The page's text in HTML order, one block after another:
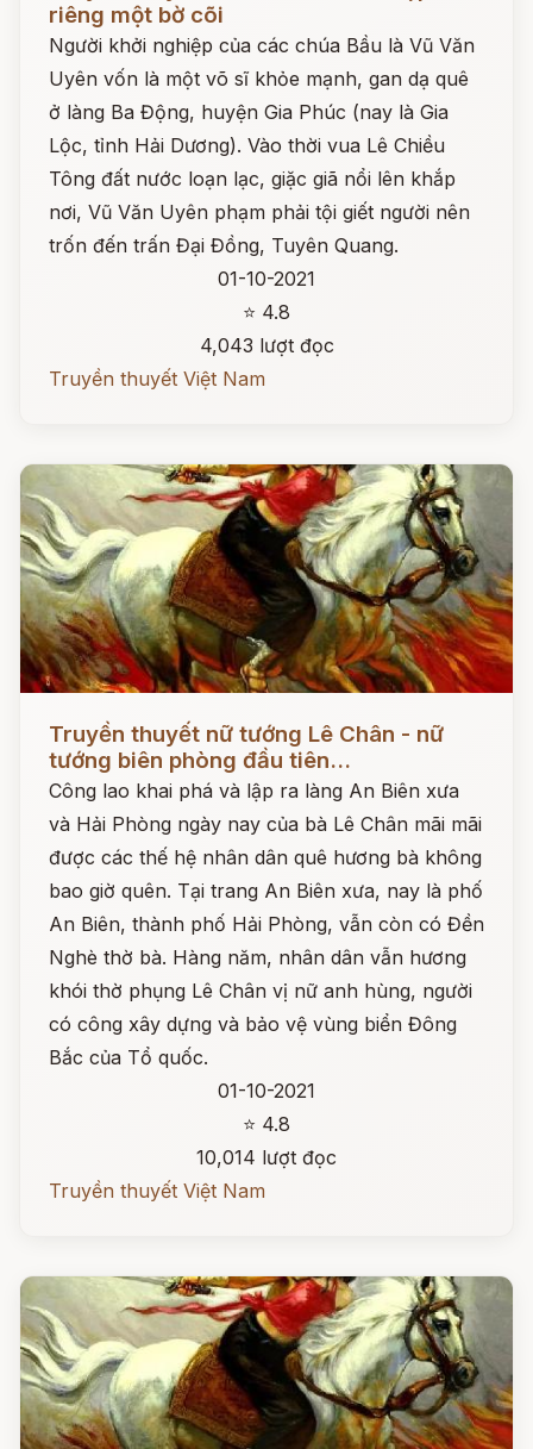
riêng một bờ cõi
Người khởi nghiệp của các chúa Bầu là Vũ Văn
Uyên vốn là một võ sĩ khỏe mạnh, gan dạ quê
ở làng Ba Động, huyện Gia Phúc (nay là Gia
Lộc, tỉnh Hải Dương). Vào thời vua Lê Chiều
Tông đất nước loạn lạc, giặc giã nổi lên khắp
nơi, Vũ Văn Uyên phạm phải tội giết người nên
trốn đến trấn Đại Đồng, Tuyên Quang.
01-10-2021
⭐ 4.8
4,043 lượt đọc
Truyền thuyết Việt Nam
Đọc ngay
Truyền thuyết nữ tướng Lê Chân - nữ
tướng biên phòng đầu tiên...
Công lao khai phá và lập ra làng An Biên xưa
và Hải Phòng ngày nay của bà Lê Chân mãi mãi
được các thế hệ nhân dân quê hương bà không
bao giờ quên. Tại trang An Biên xưa, nay là phố
An Biên, thành phố Hải Phòng, vẫn còn có Đền
Nghè thờ bà. Hàng năm, nhân dân vẫn hương
khói thờ phụng Lê Chân vị nữ anh hùng, người
có công xây dựng và bảo vệ vùng biển Đông
Bắc của Tổ quốc.
01-10-2021
⭐ 4.8
10,014 lượt đọc
Truyền thuyết Việt Nam